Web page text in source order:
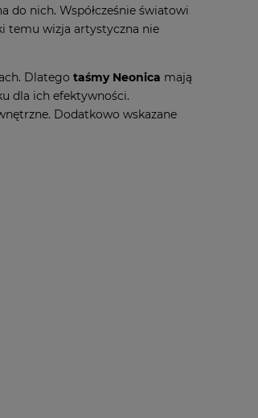
do nich. Współcześnie światowi
temu wizja artystyczna nie
Dlatego taśmy Neonica mają
dla ich efektywności.
Dodatkowo wskazane